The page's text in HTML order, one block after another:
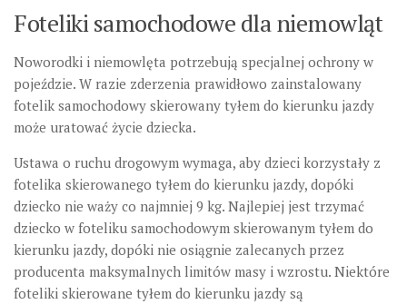
Foteliki samochodowe dla niemowląt
Noworodki i niemowlęta potrzebują specjalnej ochrony w
pojeździe. W razie zderzenia prawidłowo zainstalowany
fotelik samochodowy skierowany tyłem do kierunku jazdy
może uratować życie dziecka.
Ustawa o ruchu drogowym wymaga, aby dzieci korzystały z
fotelika skierowanego tyłem do kierunku jazdy, dopóki
dziecko nie waży co najmniej 9 kg. Najlepiej jest trzymać
dziecko w foteliku samochodowym skierowanym tyłem do
kierunku jazdy, dopóki nie osiągnie zalecanych przez
producenta maksymalnych limitów masy i wzrostu. Niektóre
foteliki skierowane tyłem do kierunku jazdy są